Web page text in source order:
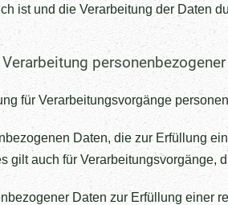
ist und die Verarbeitung der Daten
personenbezogener
für Verarbeitungsvorgänge
Daten, die zur Erfüllung
gilt auch für
Daten zur Erfüllung einer